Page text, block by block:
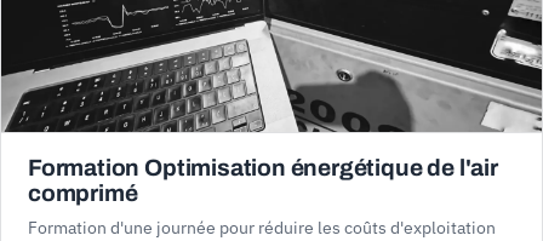
Formation Optimisation énergétique de l'air
comprimé
Formation d'une journée pour réduire les coûts d'exploitation